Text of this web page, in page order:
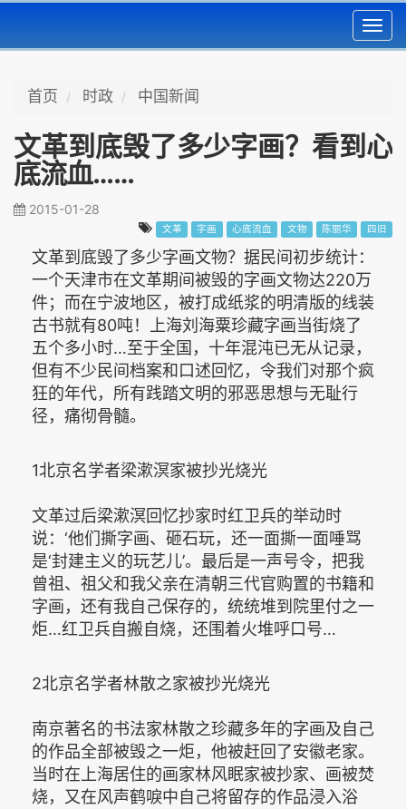
首页 时政 中国新闻
文革到底毁了多少字画？看到心
底流血……
2015-01-28
文革 字画 心底流血 文物 陈丽华 四旧
文革到底毁了多少字画文物？据民间初步统计：
一个天津市在文革期间被毁的字画文物达220万
件；而在宁波地区，被打成纸浆的明清版的线装
古书就有80吨！上海刘海粟珍藏字画当街烧了
五个多小时…至于全国，十年混沌已无从记录，
但有不少民间档案和口述回忆，令我们对那个疯
狂的年代，所有践踏文明的邪恶思想与无耻行
径，痛彻骨髓。
1北京名学者梁漱溟家被抄光烧光
文革过后梁漱溟回忆抄家时红卫兵的举动时
说：‘他们撕字画、砸石玩，还一面撕一面唾骂
是‘封建主义的玩艺儿’。最后是一声号令，把我
曾祖、祖父和我父亲在清朝三代官购置的书籍和
字画，还有我自己保存的，统统堆到院里付之一
炬…红卫兵自搬自烧，还围着火堆呼口号…
2北京名学者林散之家被抄光烧光
南京著名的书法家林散之珍藏多年的字画及自己
的作品全部被毁之一炬，他被赶回了安徽老家。
当时在上海居住的画家林风眠家被抄家、画被焚
烧，又在风声鹤唳中自己将留存的作品浸入浴